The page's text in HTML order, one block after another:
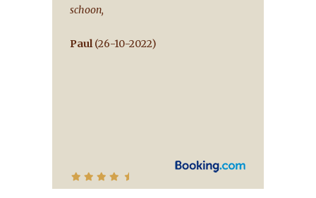
schoon,
Paul(26-10-2022)